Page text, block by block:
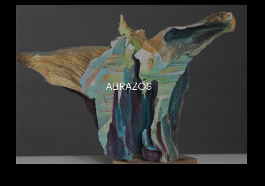
ABRAZOS